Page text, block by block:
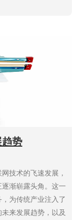
势
技术的飞速发展，
渐崭露头角。这一
为传统产业注入了
来发展趋势，以及